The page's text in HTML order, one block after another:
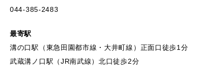
044-385-2483
最寄駅
溝の口駅（東急田園都市線・大井町線）正面口徒歩1分
武蔵溝ノ口駅（JR南武線）北口徒歩2分